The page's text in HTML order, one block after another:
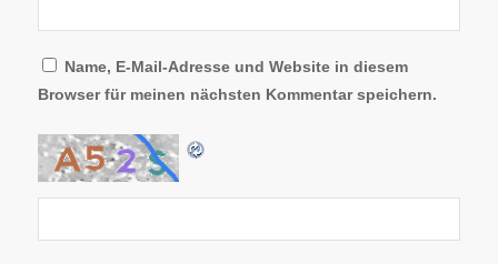
Name, E-Mail-Adresse und Website in diesem
Browser für meinen nächsten Kommentar speichern.